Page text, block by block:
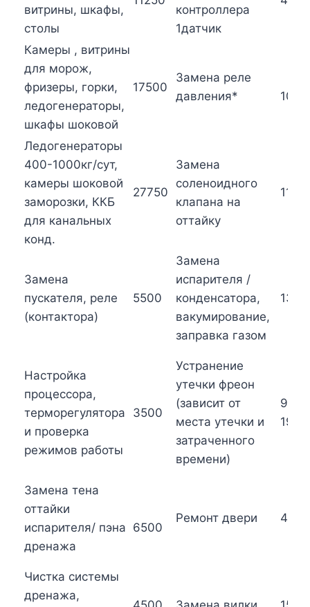
витрины, шкафы,
столы
контроллера
1датчик
Камеры , витрины
для морож,
фризеры, горки,
ледогенераторы,
шкафы шоковой
17500
Замена реле
давления*
Ледогенераторы
400-1000кг/сут,
камеры шоковой
заморозки, ККБ
для канальных
конд.
27750
Замена
соленоидного
клапана на
оттайку
Замена
пускателя, реле
(контактора)
5500
Замена
испарителя /
конденсатора,
вакумирование,
заправка газом
Настройка
процессора,
терморегулятора
и проверка
режимов работы
3500
Устранение
утечки фреон
(зависит от
места утечки и
затраченного
времени)
Замена тена
оттайки
испарителя/ пэна
дренажа
6500
Ремонт двери 4500
Чистка системы
дренажа,